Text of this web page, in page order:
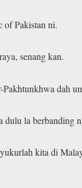
of Pakistan ni.
senang kan.
dah
dulu la berbanding
kita di